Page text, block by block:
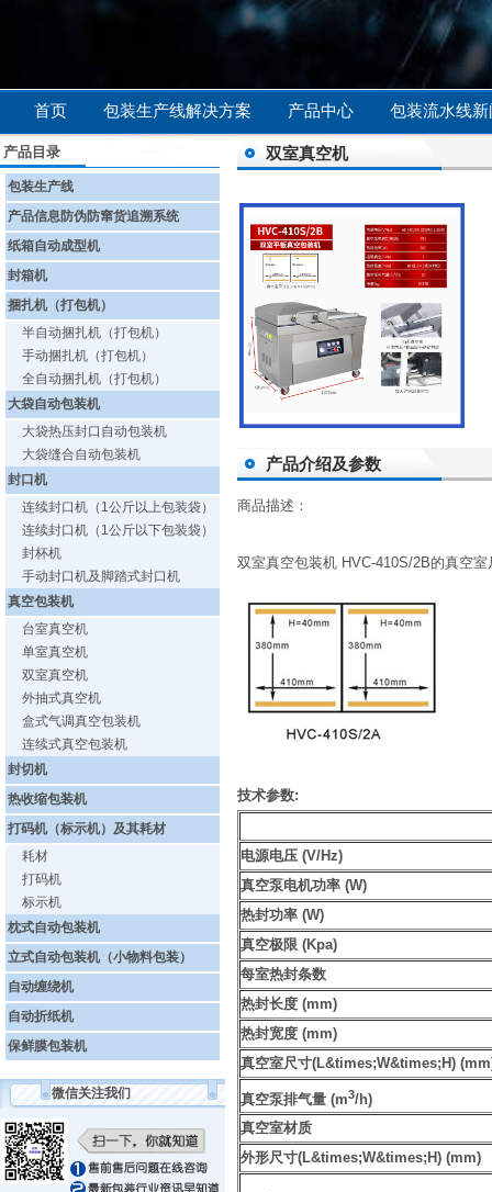
首页 包装生产线解决方案 产品中心 包装流水线
产品目录
包装生产线
产品信息防伪防窜货追溯系统
纸箱自动成型机
封箱机
捆扎机（打包机）
半自动捆扎机（打包机）
手动捆扎机（打包机）
全自动捆扎机（打包机）
大袋自动包装机
大袋热压封口自动包装机
大袋缝合自动包装机
封口机
连续封口机（1公斤以上包装袋）
连续封口机（1公斤以下包装袋）
封杯机
手动封口机及脚踏式封口机
真空包装机
台室真空机
单室真空机
双室真空机
外抽式真空机
盒式气调真空包装机
连续式真空包装机
封切机
热收缩包装机
打码机（标示机）及其耗材
耗材
打码机
标示机
枕式自动包装机
立式自动包装机（小物料包装）
自动缠绕机
自动折纸机
保鲜膜包装机
微信关注我们
双室真空机
产品介绍及参数
商品描述：
双室真空包装机 HVC-410S/2B的真空室
技术参数:
电源电压 (V/Hz)
真空泵电机功率 (W)
热封功率 (W)
真空极限 (Kpa)
每室热封条数
热封长度 (mm)
热封宽度 (mm)
真空室尺寸(L&times;W&times;H)
真空泵排气量 (m3/h)
真空室材质
外形尺寸(L&times;W&times;H) (mm)